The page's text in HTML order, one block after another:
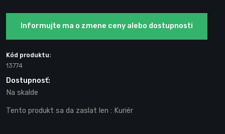
Informujte ma o zmene ceny alebo dostupnosti
Kód produktu:
13774
Dostupnosť:
Na skalde
Tento produkt sa da zaslat len : Kuriér